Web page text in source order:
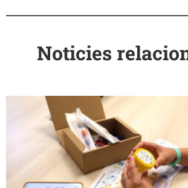
Noticies